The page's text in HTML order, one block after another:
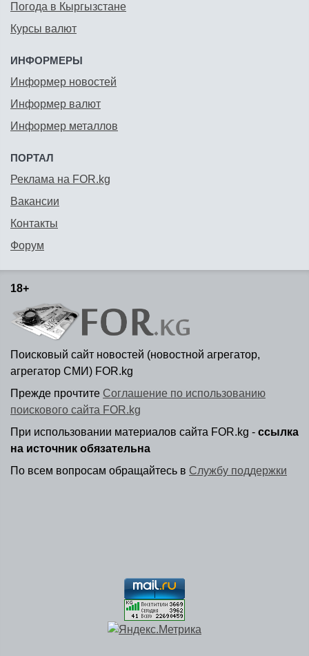
Погода в Кыргызстане
Курсы валют
ИНФОРМЕРЫ
Информер новостей
Информер валют
Информер металлов
ПОРТАЛ
Реклама на FOR.kg
Вакансии
Контакты
Форум
18+
Поисковый сайт новостей (новостной агрегатор,
агрегатор СМИ) FOR.kg
Прежде прочтите Соглашение по использованию
поискового сайта FOR.kg
При использовании материалов сайта FOR.kg - ссылка
на источник обязательна
По всем вопросам обращайтесь в Службу поддержки